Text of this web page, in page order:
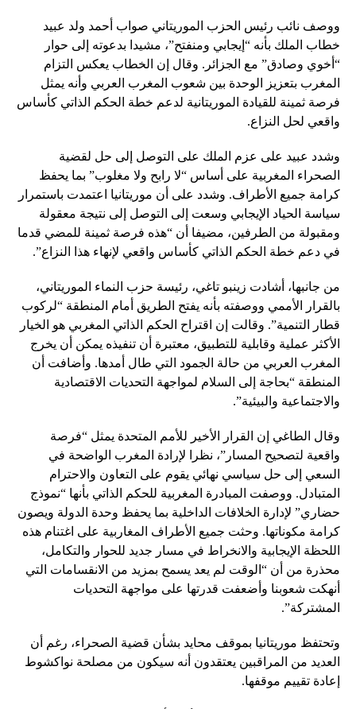
ووصف نائب رئيس الحزب الموريتاني صواب أحمد ولد عبيد
خطاب الملك بأنه “إيجابي ومنفتح”، مشيدا بدعوته إلى حوار
“أخوي وصادق” مع الجزائر. وقال إن الخطاب يعكس التزام
المغرب بتعزيز الوحدة بين شعوب المغرب العربي وأنه يمثل
فرصة ثمينة للقيادة الموريتانية لدعم خطة الحكم الذاتي كأساس
واقعي لحل النزاع.
وشدد عبيد على عزم الملك على التوصل إلى حل لقضية
الصحراء المغربية على أساس “لا رابح ولا مغلوب” بما يحفظ
كرامة جميع الأطراف. وشدد على أن موريتانيا اعتمدت باستمرار
سياسة الحياد الإيجابي وسعت إلى التوصل إلى نتيجة معقولة
ومقبولة من الطرفين، مضيفا أن “هذه فرصة ثمينة للمضي قدما
في دعم خطة الحكم الذاتي كأساس واقعي لإنهاء هذا النزاع”.
من جانبها، أشادت زينبو تاغي، رئيسة حزب النماء الموريتاني،
بالقرار الأممي ووصفته بأنه يفتح الطريق أمام المنطقة “لركوب
قطار التنمية”. وقالت إن اقتراح الحكم الذاتي المغربي هو الخيار
الأكثر عملية وقابلية للتطبيق، معتبرة أن تنفيذه يمكن أن يخرج
المغرب العربي من حالة الجمود التي طال أمدها. وأضافت أن
المنطقة “بحاجة إلى السلام لمواجهة التحديات الاقتصادية
والاجتماعية والبيئية”.
وقال الطاغي إن القرار الأخير للأمم المتحدة يمثل “فرصة
واقعية لتصحيح المسار”، نظرا لإرادة المغرب الواضحة في
السعي إلى حل سياسي نهائي يقوم على التعاون والاحترام
المتبادل. ووصفت المبادرة المغربية للحكم الذاتي بأنها “نموذج
حضاري” لإدارة الخلافات الداخلية بما يحفظ وحدة الدولة ويصون
كرامة مكوناتها. وحثت جميع الأطراف المغاربية على اغتنام هذه
اللحظة الإيجابية والانخراط في مسار جديد للحوار والتكامل،
محذرة من أن “الوقت لم يعد يسمح بمزيد من الانقسامات التي
أنهكت شعوبنا وأضعفت قدرتها على مواجهة التحديات
المشتركة”.
وتحتفظ موريتانيا بموقف محايد بشأن قضية الصحراء، رغم أن
العديد من المراقبين يعتقدون أنه سيكون من مصلحة نواكشوط
إعادة تقييم موقفها.